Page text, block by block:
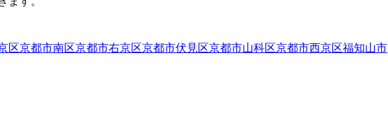
区京都市南区京都市右京区京都市伏見区京都市山科区京都市西京区福知山市